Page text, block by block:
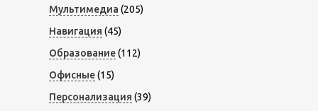
Мультимедиа (205)
Навигация (45)
Образование(112)
Офисные(15)
Персонализация (39)